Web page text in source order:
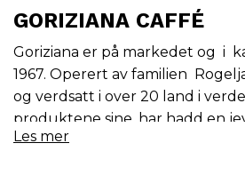
GORIZIANA CAFFÉ
Goriziana er på markedet og i
1967. Operert av familien
og verdsatt i over 20 land i
produktene sine har hadd en
årene.
Les mer